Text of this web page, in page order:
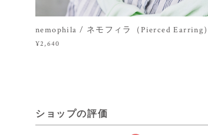
nemophila / ネモフィラ（Pierced Earring）
¥2,640
ショップの評価